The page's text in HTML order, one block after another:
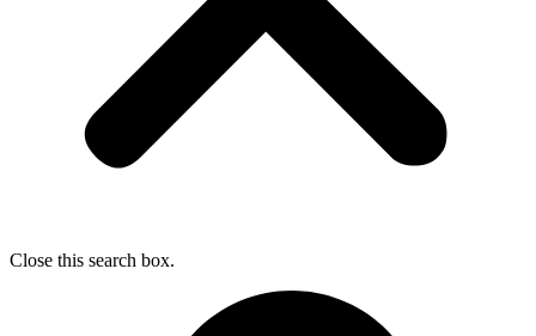
Close this search box.